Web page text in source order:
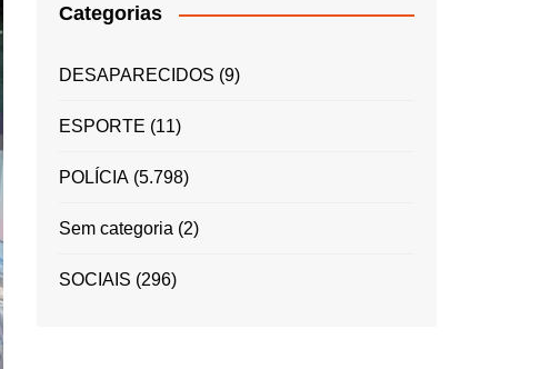
Categorias
DESAPARECIDOS (9)
ESPORTE (11)
POLÍCIA (5.798)
Sem categoria (2)
SOCIAIS (296)